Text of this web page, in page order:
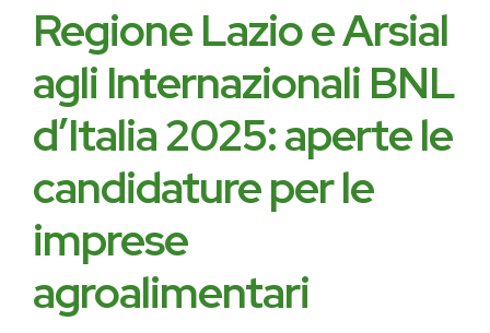
Regione Lazio e Arsial
agli Internazionali BNL
d’Italia 2025: aperte le
candidature per le
imprese
agroalimentari